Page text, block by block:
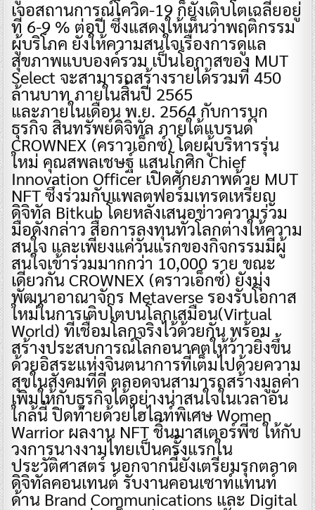
เจอสถานการณ์โควิด-19 ก็ยังเติบโตเฉลี่ยอยู่
ที่ 6-9 % ต่อปี ซึ่งแสดงให้เห็นว่าพฤติกรรม
ผู้บริโภค ยังให้ความสนใจเรื่องการดูแล
สุขภาพแบบองค์รวม เป็นโอกาสของ MUT
Select จะสามารถสร้างรายได้รวมที่ 450
ล้านบาท ภายในสิ้นปี 2565
และภายในเดือน พ.ย. 2564 กับการบุก
ธุรกิจ สินทรัพย์ดิจิทัล ภายใต้แบรนด์
CROWNEX (คราวเอ็กซ์) โดยผู้บริหารรุ่น
ใหม่ คุณสพลเชษฐ์ แสนโกศิก Chief
Innovation Officer เปิดศักยภาพด้วย MUT
NFT ซึ่งร่วมกับแพลตฟอร์มเทรดเหรียญ
ดิจิทัล Bitkub โดยหลังเสนอข่าวความร่วม
มือดังกล่าว สื่อการลงทุนทั่วโลกต่างให้ความ
สนใจ และเพียงแค่วันแรกของกิจกรรมมีผู้
สนใจเข้าร่วมมากกว่า 10,000 ราย ขณะ
เดียวกัน CROWNEX (คราวเอ็กซ์) ยังมุ่ง
พัฒนาอาณาจักร Metaverse รองรับโอกาส
ใหม่ในการเติบโตบนโลกเสมือน(Virtual
World) ที่เชื่อมโลกจริงไว้ด้วยกัน พร้อม
สร้างประสบการณ์โลกอนาคตให้ว้าวยิ่งขึ้น
ด้วยอิสระแห่งจินตนาการที่เต็มไปด้วยความ
สุขในสังคมที่ดี ตลอดจนสามารถสร้างมูลค่า
เพิ่มให้กับธุรกิจได้อย่างน่าสนใจในเวลาอัน
ใกล้นี้ ปิดท้ายด้วยไฮไลท์พิเศษ Women
Warrior ผลงาน NFT ชิ้นมาสเตอร์พีช ให้กับ
วงการนางงามไทยเป็นครั้งแรกใน
ประวัติศาสตร์ นอกจากนี้ยังเตรียมรุกตลาด
ดิจิทัลคอนเทนต์ รับงานคอนเซาท์แทนท์
ด้าน Brand Communications และ Digital